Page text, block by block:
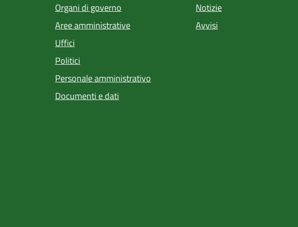
Organi di governo
Aree amministrative
Uffici
Politici
Personale amministrativo
Documenti e dati
Notizie
Avvisi